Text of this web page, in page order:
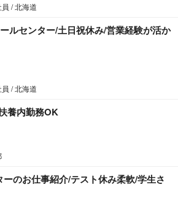
/ 北海道
ルセンター/土日祝休み/営業経験が活か
/ 北海道
養内勤務OK
のお仕事紹介/テスト休み柔軟/学生さ